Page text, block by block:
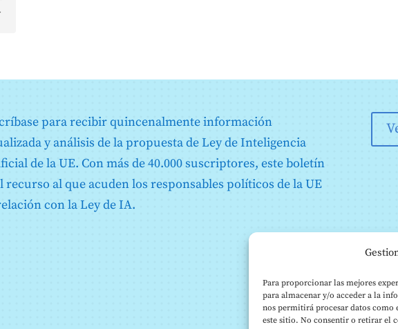
Para proporcionar las mejores
para almacenar y/o acceder a la
nos permitirá procesar datos como
este sitio. No consentir o retirar el
para recibir quincenalmente información
y análisis de la propuesta de Ley de Inteligencia
de la UE. Con más de 40.000 suscriptores, este boletín
recurso al que acuden los responsables políticos de la UE
con la Ley de IA.